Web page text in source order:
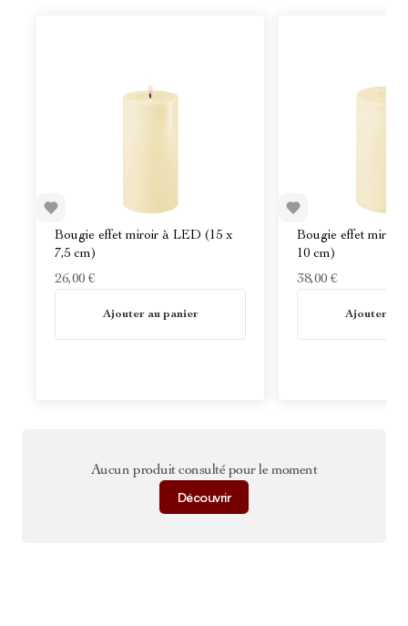
Bougie effet miroir à LED (15 x
7,5 cm)
26,00 €
Ajouter au panier
Bougie effet miroir
10 cm)
38,00 €
Ajouter au
Aucun produit consulté pour le moment
Découvrir